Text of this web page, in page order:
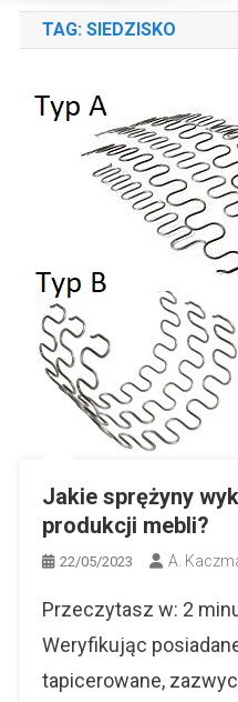
TAG: SIEDZISKO
Jakie sprężyny
produkcji mebli?
22/05/2023 A.
Przeczytasz w: 2
Weryfikując
tapicerowane,